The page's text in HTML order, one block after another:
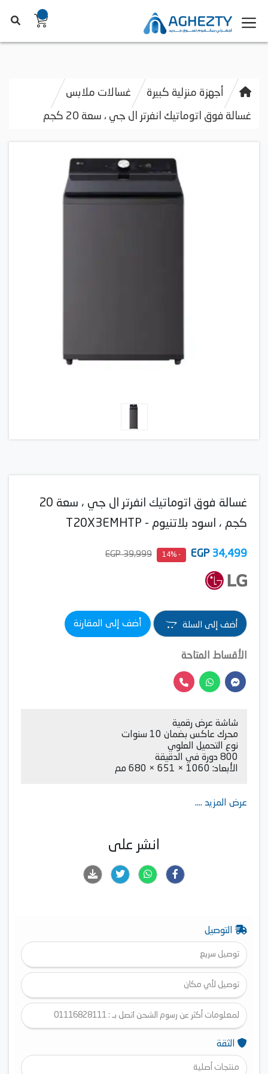
أجهزة منزلية كبيرة غسالات ملابس
غسالة فوق اتوماتيك انفرتر ال جي ، سعة 20 كجم
غسالة فوق اتوماتيك انفرتر ال جي ، سعة 20
كجم ، اسود بلاتنيوم - T20X3EMHTP
34,499
EGP
- 14%
39,999 EGP
أضف إلى السلة أضف إلى المقارنة
الأقساط المتاحة
شاشة عرض رقمية
محرك عاكس بضمان 10 سنوات
نوع التحميل العلوي
800 دورة في الدقيقة
الأبعاد: 1060 × 651 × 680 مم
عرض المزيد ....
انشر على
التوصيل
توصيل سريع
توصيل لأي مكان
لمعلومات أكثر عن رسوم الشحن اتصل بـ : 01116828111
الثقة
منتجات أصلية